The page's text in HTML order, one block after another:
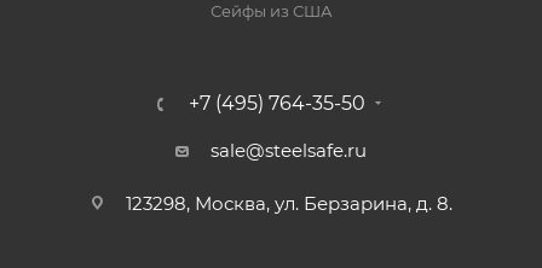
Сейфы из США
+7 (495) 764-35-50
sale@steelsafe.ru
123298, Москва, ул. Берзарина, д. 8.